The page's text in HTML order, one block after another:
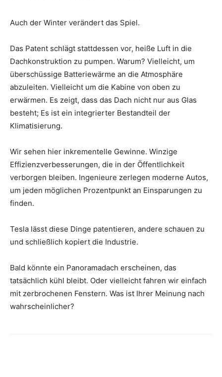
Auch der Winter verändert das Spiel.
Das Patent schlägt stattdessen vor, heiße Luft in die
Dachkonstruktion zu pumpen. Warum? Vielleicht, um
überschüssige Batteriewärme an die Atmosphäre
abzuleiten. Vielleicht um die Kabine von oben zu
erwärmen. Es zeigt, dass das Dach nicht nur aus Glas
besteht; Es ist ein integrierter Bestandteil der
Klimatisierung.
Wir sehen hier inkrementelle Gewinne. Winzige
Effizienzverbesserungen, die in der Öffentlichkeit
verborgen bleiben. Ingenieure zerlegen moderne Autos,
um jeden möglichen Prozentpunkt an Einsparungen zu
finden.
Tesla lässt diese Dinge patentieren, andere schauen zu
und schließlich kopiert die Industrie.
Bald könnte ein Panoramadach erscheinen, das
tatsächlich kühl bleibt. Oder vielleicht fahren wir einfach
mit zerbrochenen Fenstern. Was ist Ihrer Meinung nach
wahrscheinlicher?